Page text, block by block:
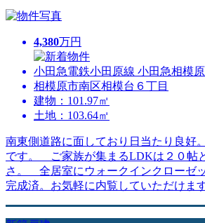
4,380万円
小田急電鉄小田原線 小田急相模
相模原市南区相模台６丁目
建物：101.97㎡
土地：103.64㎡
南東側道路に面しており日当たり良好
です。 ご家族が集まるLDKは２０帖
さ。 全居室にウォークインクローゼ
完成済。お気軽に内覧していただけます